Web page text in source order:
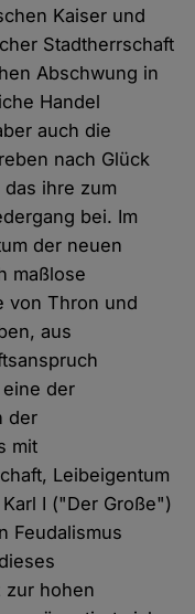
Kaiser und
Stadtherrschaft
Abschwung in
Handel
auch die
nach Glück
ihre zum
bei. Im
der neuen
maßlose
von Thron und
aus
der
der
mit
Leibeigentum
I ("Der Große")
Feudalismus
zur hohen